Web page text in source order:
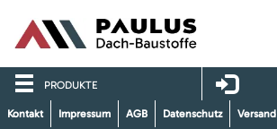
PRODUKTE
Kontakt Impressum AGB Datenschutz Versand